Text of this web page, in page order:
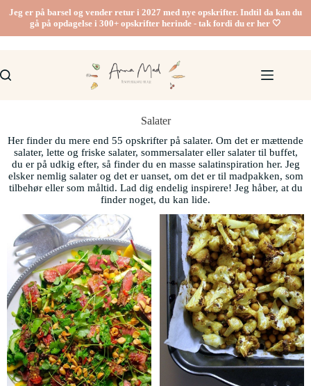
Jeg er på barsel og vender retur i 2027 med nye opskrifter. Indtil da kan du
gå på opdagelse i 300+ opskrifter herinde - tak fordi du er her 🤍
Salater
Her finder du mere end 55 opskrifter på salater. Om det er mættende
salater, lette og friske salater, sommersalater eller salater til buffet,
du er på udkig efter, så finder du en masse salatinspiration her. Jeg
elsker nemlig salater og det er uanset, om det er til madpakken, som
tilbehør eller som måltid. Lad dig endelig inspirere! Jeg håber, at du
finder noget, du kan lide.